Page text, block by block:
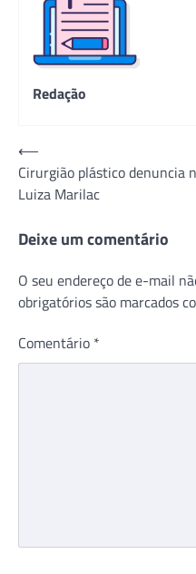
Redação
Navegação
de
Post
⟵
Cirurgião plástico denuncia
Luiza Marilac
Deixe um comentário
O seu endereço de e-mail
obrigatórios são marcados
Comentário *